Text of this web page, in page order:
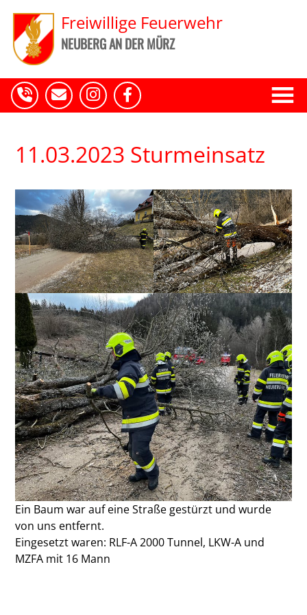
Freiwillige Feuerwehr
NEUBERG AN DER MÜRZ
11.03.2023 Sturmeinsatz
Ein Baum war auf eine Straße gestürzt und wurde
von uns entfernt.
Eingesetzt waren: RLF-A 2000 Tunnel, LKW-A und
MZFA mit 16 Mann